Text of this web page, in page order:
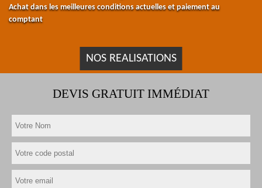
Achat dans les meilleures conditions actuelles et paiement au
comptant
NOS REALISATIONS
DEVIS GRATUIT IMMÉDIAT